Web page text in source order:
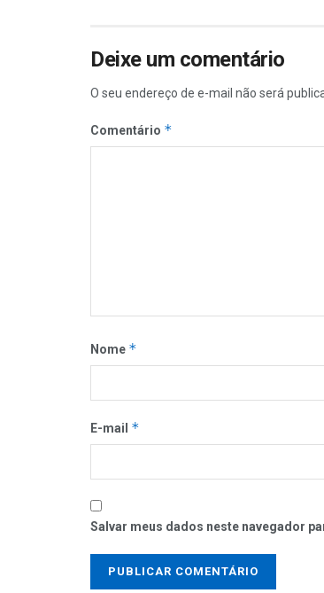
Deixe um comentário
O seu endereço de e-mail não será
Comentário *
Nome *
E-mail *
Salvar meus dados neste navegador